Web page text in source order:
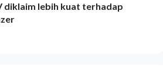
diklaim lebih kuat terhadap